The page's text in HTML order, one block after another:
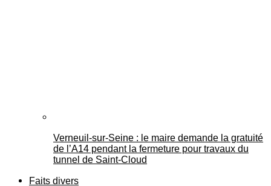
Verneuil-sur-Seine : le maire demande la gratuité
de l’A14 pendant la fermeture pour travaux du
tunnel de Saint-Cloud
Faits divers